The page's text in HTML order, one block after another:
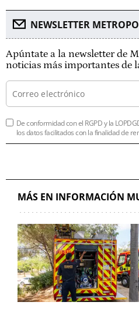
NEWSLETTER
Apúntate a la newsletter de
noticias más importantes de
De conformidad con el RGPD y la
los datos facilitados con la finalidad de
MÁS EN INFORMACIÓN